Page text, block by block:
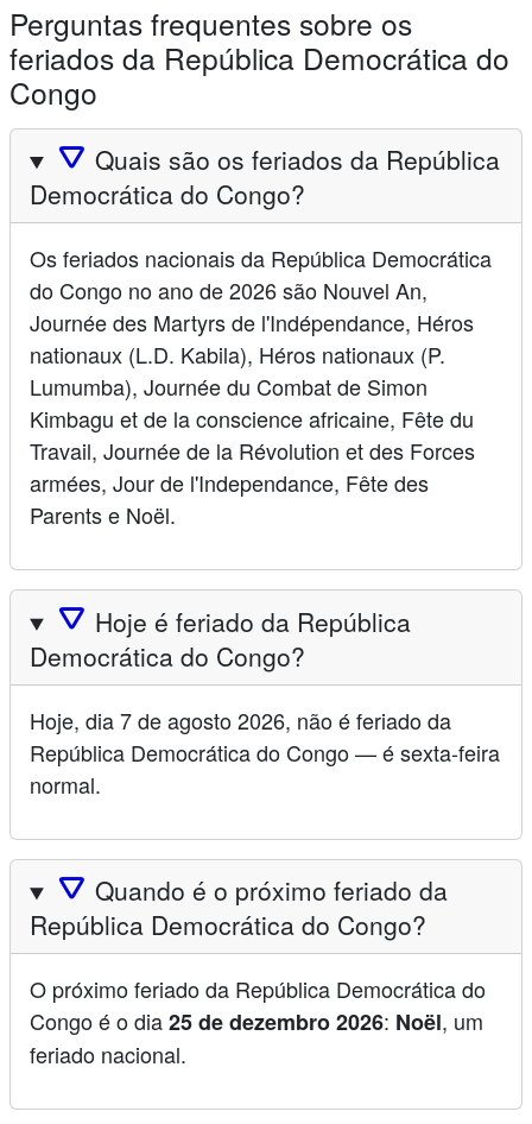
Perguntas frequentes sobre os
feriados da República Democrática do
Congo
🛆 Quais são os feriados da República
Democrática do Congo?
Os feriados nacionais da República Democrática
do Congo no ano de 2026 são Nouvel An,
Journée des Martyrs de l'Indépendance, Héros
nationaux (L.D. Kabila), Héros nationaux (P.
Lumumba), Journée du Combat de Simon
Kimbagu et de la conscience africaine, Fête du
Travail, Journée de la Révolution et des Forces
armées, Jour de l'Independance, Fête des
Parents e Noël.
🛆 Hoje é feriado da República
Democrática do Congo?
Hoje, dia 7 de agosto 2026, não é feriado da
República Democrática do Congo — é sexta-feira
normal.
🛆 Quando é o próximo feriado da
República Democrática do Congo?
O próximo feriado da República Democrática do
Congo é o dia25 de dezembro 2026: Noël, um
feriado nacional.